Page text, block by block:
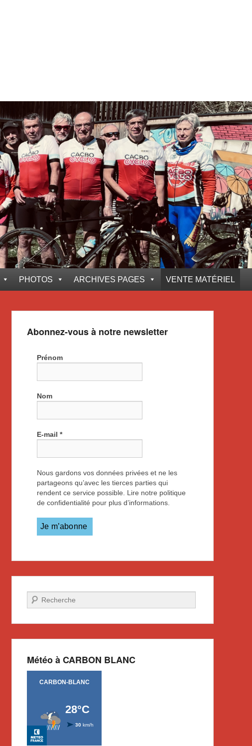
PHOTOS ARCHIVES PAGES VENTE MATÉRIEL
Abonnez-vous à notre newsletter
Prénom
Nom
E-mail *
Nous gardons vos données privées et ne les
partageons qu’avec les tierces parties qui
rendent ce service possible. Lire notre politique
de confidentialité pour plus d’informations.
Recherche
Météo à CARBON BLANC